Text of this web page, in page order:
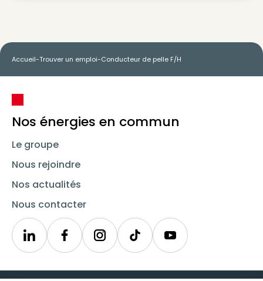
Accueil-Trouver un emploi-Conducteur de pelle F/H
Nos énergies en commun
Le groupe
Nous rejoindre
Nos actualités
Nous contacter
LinkedinSynergieInstagramTikTok Youtube